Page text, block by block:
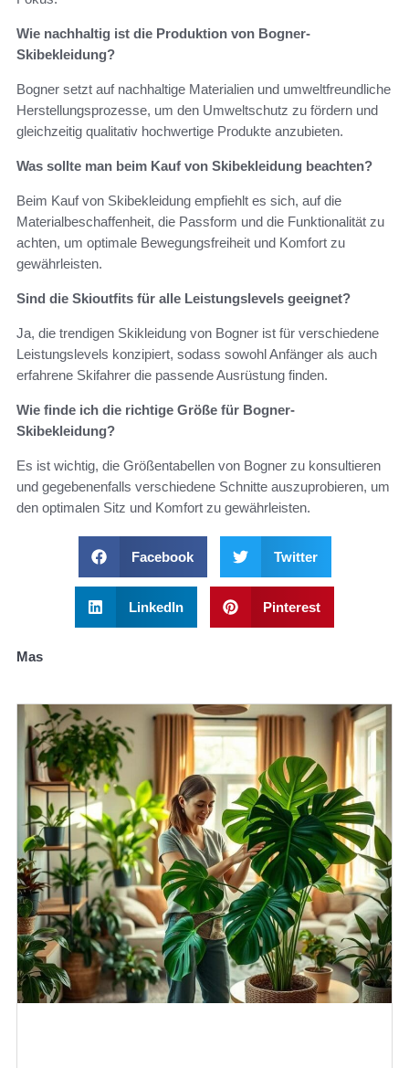
Wie nachhaltig ist die Produktion von Bogner-
Skibekleidung?
Bogner setzt auf nachhaltige Materialien und umweltfreundliche
Herstellungsprozesse, um den Umweltschutz zu fördern und
gleichzeitig qualitativ hochwertige Produkte anzubieten.
Was sollte man beim Kauf von Skibekleidung beachten?
Beim Kauf von Skibekleidung empfiehlt es sich, auf die
Materialbeschaffenheit, die Passform und die Funktionalität zu
achten, um optimale Bewegungsfreiheit und Komfort zu
gewährleisten.
Sind die Skioutfits für alle Leistungslevels geeignet?
Ja, die trendigen Skikleidung von Bogner ist für verschiedene
Leistungslevels konzipiert, sodass sowohl Anfänger als auch
erfahrene Skifahrer die passende Ausrüstung finden.
Wie finde ich die richtige Größe für Bogner-
Skibekleidung?
Es ist wichtig, die Größentabellen von Bogner zu konsultieren
und gegebenenfalls verschiedene Schnitte auszuprobieren, um
den optimalen Sitz und Komfort zu gewährleisten.
Facebook Twitter
LinkedIn Pinterest
Mas